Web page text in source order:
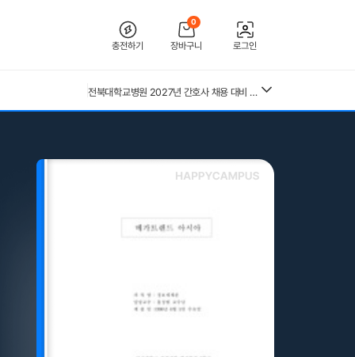
충전하기
0
장바구니 로그인
전북대학교병원 2027년 간호사 채용 대비 필기+면접 복원(합격인증 O)
독학사 3단계 가정학 식생활과건강 기출모의고사 200제(객관식 150, 주관식 50문제)
근로복지공단 울산병원 간호사 상세한 면접후기 및 기출질문답변 병원정보 직무상식 80선